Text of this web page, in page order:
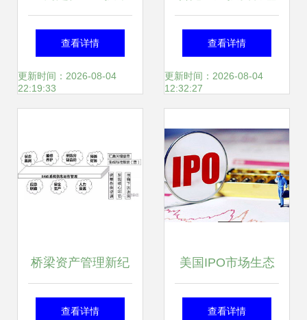
现代资产管理的智
能引擎
查看详情
更新时间：2026-08-04
22:19:33
信息化 ERP软件的
战略价值与实施路
查看详情
更新时间：2026-08-04
12:32:27
桥梁资产管理新纪
元 以智能系统赋能
查看详情
美国IPO市场生态
渐变 投资管理的新
查看详情